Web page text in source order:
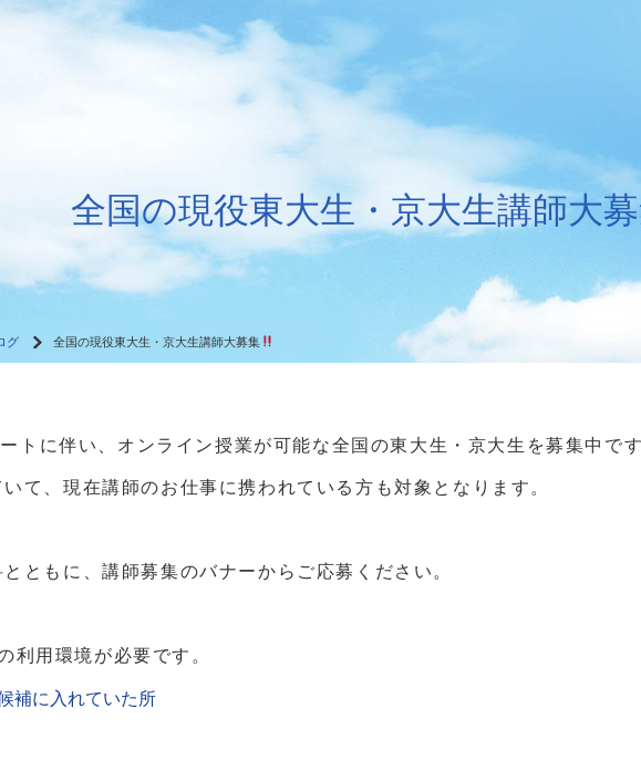
全国の現役東大生・京大生講師大
グ 全国の現役東大生・京大生講師大募集
トに伴い、オンライン授業が可能な全国の東大生・京大生を募集中で
て、現在講師のお仕事に携われている方も対象となります。
ともに、講師募集のバナーからご応募ください。
利用環境が必要です。
補に入れていた所